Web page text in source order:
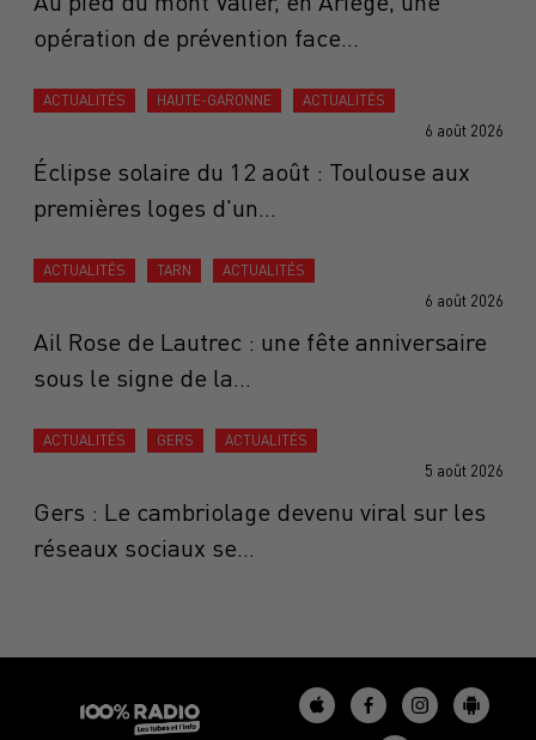
opération de prévention face...
ACTUALITÉS HAUTE-GARONNE ACTUALITÉS
6 août 2026
Éclipse solaire du 12 août : Toulouse aux
premières loges d'un...
ACTUALITÉS TARN ACTUALITÉS
6 août 2026
Ail Rose de Lautrec : une fête anniversaire
sous le signe de la...
ACTUALITÉS GERS ACTUALITÉS
5 août 2026
Gers : Le cambriolage devenu viral sur les
réseaux sociaux se...